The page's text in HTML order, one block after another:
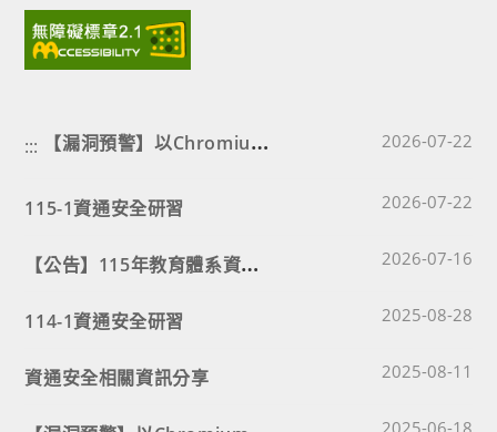
::: 【
漏洞預警】以Chromium為基礎之瀏覽器存在79個高風險安全漏洞，請儘速確認並進行修補 Post published:
2026-07-22
115-1資通安全研習 Post published:
2026-07-22
【
公告】115年教育體系資安專業訓練課程第3梯次 Post published:
2026-07-16
114-1資通安全研習 Post published:
2025-08-28
資通安全相關資訊分享 Post published:
2025-08-11
Post published: